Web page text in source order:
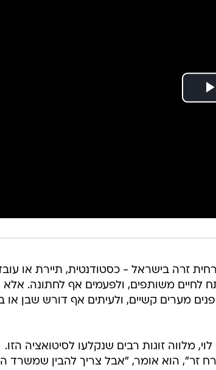
זרה בישראל - כסטודנטית, תיירת או
לחיים משותפים, ולפעמים אף לחתונה. אלא
מערים קשיים, ולעיתים אף דורש שבן או
מלווה זוגות רבים שנקלעו לסיטואציה הזו.
זר", הוא אומר, "אבל צריך להבין שמשרד